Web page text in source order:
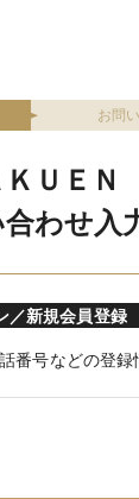
お問
ＵＥＮ
わせ入
／新規会員登録
番号などの登録